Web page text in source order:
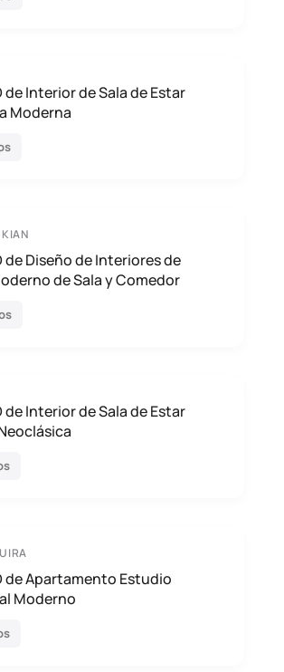
de Interior de Sala de Estar
Moderna
de Diseño de Interiores de
de Sala y Comedor
de Interior de Sala de Estar
de Apartamento Estudio
Moderno